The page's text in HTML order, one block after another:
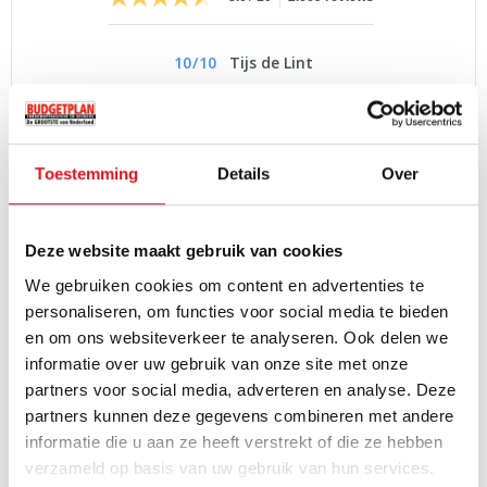
Toestemming Details Over
Deze website maakt gebruik van cookies
We gebruiken cookies om content en advertenties te
personaliseren, om functies voor social media te bieden
en om ons websiteverkeer te analyseren. Ook delen we
informatie over uw gebruik van onze site met onze
partners voor social media, adverteren en analyse. Deze
partners kunnen deze gegevens combineren met andere
informatie die u aan ze heeft verstrekt of die ze hebben
verzameld op basis van uw gebruik van hun services.
10/10
Tijs de Lint
installateurs van Budgetplan waren deskundig en heel
PRODUCTOMSCHRIJVING
Het Boretti VFPN93GR gasfornuis is een Groen, 90 cm breed
fornuis uit de Linea Principale serie is voorzien van 4 gaspitten +
FryTop inclusief een wokbrander met 5 Kw vermogen, een
multifunctionele oven met 12 functies en quickstart. Daarnaast
beschikt de Boretti VFPN93GR over een elektronische klok en
mantelkoeling zodat het fornuis ingebouwd kan worden in uw
keuken.
Lees volledige productomschrijving